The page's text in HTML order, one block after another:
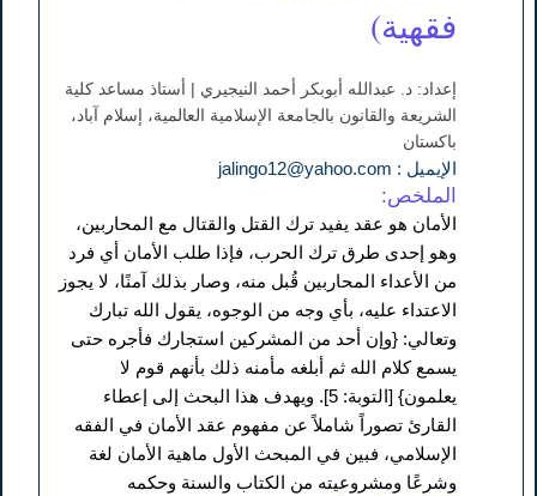
فقهية)
إعداد: د. عبدالله أبوبكر أحمد النيجيري | أستاذ مساعد كلية
الشريعة والقانون بالجامعة الإسلامية العالمية، إسلام آباد،
باكستان
الإيميل : jalingo12@yahoo.com
الملخص:
الأمان هو عقد يفيد ترك القتل والقتال مع المحاربين،
وهو إحدى طرق ترك الحرب، فإذا طلب الأمان أي فرد
من الأعداء المحاربين قُبل منه، وصار بذلك آمنًا، لا يجوز
الاعتداء عليه، بأي وجه من الوجوه، يقول الله تبارك
وتعالي: {وإن أحد من المشركين استجارك فأجره حتى
يسمع كلام الله ثم أبلغه مأمنه ذلك بأنهم قوم لا
يعلمون} [التوبة: 5]. ويهدف هذا البحث إلى إعطاء
القارئ تصوراً شاملاً عن مفهوم عقد الأمان في الفقه
الإسلامي، فبين في المبحث الأول ماهية الأمان لغة
وشرعًا ومشروعيته من الكتاب والسنة وحكمه